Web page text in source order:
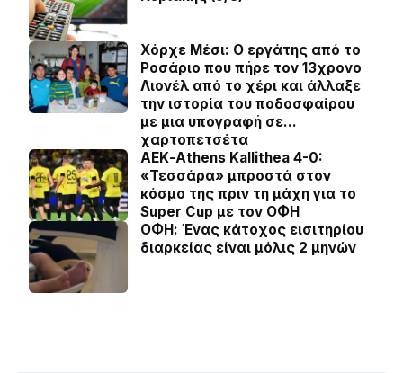
Χόρχε Μέσι: Ο εργάτης από το
Ροσάριο που πήρε τον 13χρονο
Λιονέλ από το χέρι και άλλαξε
την ιστορία του ποδοσφαίρου
με μια υπογραφή σε…
χαρτοπετσέτα
ΑΕΚ-Athens Kallithea 4-0:
«Τεσσάρα» μπροστά στον
κόσμο της πριν τη μάχη για το
Super Cup με τον ΟΦΗ
ΟΦΗ: Ένας κάτοχος εισιτηρίου
διαρκείας είναι μόλις 2 μηνών